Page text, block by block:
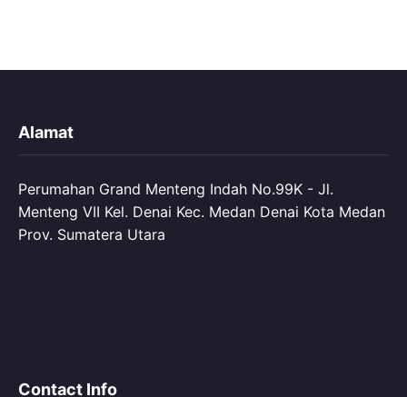
Alamat
Perumahan Grand Menteng Indah No.99K - Jl.
Menteng VII Kel. Denai Kec. Medan Denai Kota Medan
Prov. Sumatera Utara
Contact Info